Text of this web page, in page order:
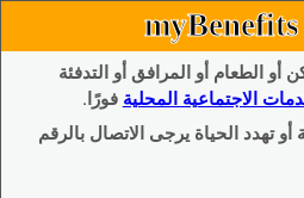
الطعام أو المرافق أو التدفئة
الاجتماعية المحلية فورًا.
تهدد الحياة يرجى الاتصال بالرقم